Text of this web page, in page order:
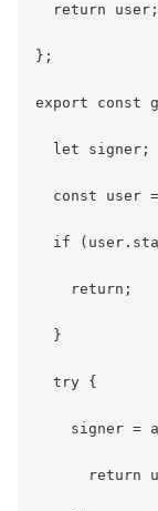
  return user;
};
export const
  let signer;
const user
if
    return;
  }
  try {
signer =
return